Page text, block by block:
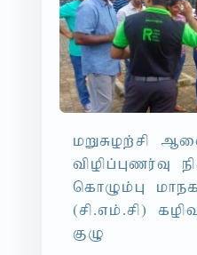
kWRow;rp
tpopg;Gzu;T
nfhOk;G
(rp.vk;.rp)
FO